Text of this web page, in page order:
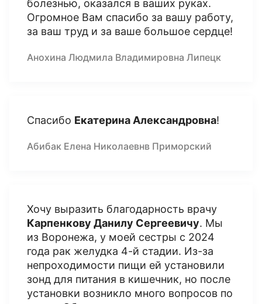
болезнью, оказался в ваших руках.
Огромное Вам спасибо за вашу работу,
за ваш труд и за ваше большое сердце!
Анохина Людмила Владимировна Липецк
Спасибо Екатерина Александровна!
Абибак Елена Николаевнв Приморский
Хочу выразить благодарность врачу
Карпенкову Данилу Сергеевичу. Мы
из Воронежа, у моей сестры с 2024
года рак желудка 4-й стадии. Из-за
непроходимости пищи ей установили
зонд для питания в кишечник, но после
установки возникло много вопросов по